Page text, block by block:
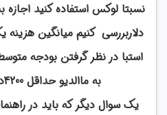
نسبتا لوکس استفاده کنید
استبا در نظر گرفتن بودجه
به ماالدیو حداقل 4200دلر باید هزینه کرد
یک سوال دیگر که باید در